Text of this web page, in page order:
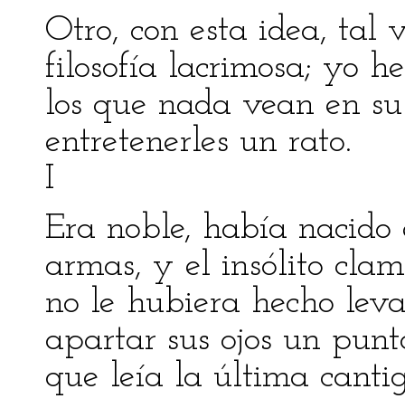
Otro, con esta idea, tal
filosofía lacrimosa; yo
los que nada vean en
entretenerles un rato.
I
Era noble, había nacido
armas, y el insólito
no le hubiera hecho
apartar sus ojos un
que leía la última